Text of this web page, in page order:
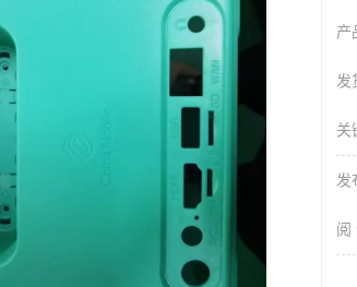
产
发
关
发
阅